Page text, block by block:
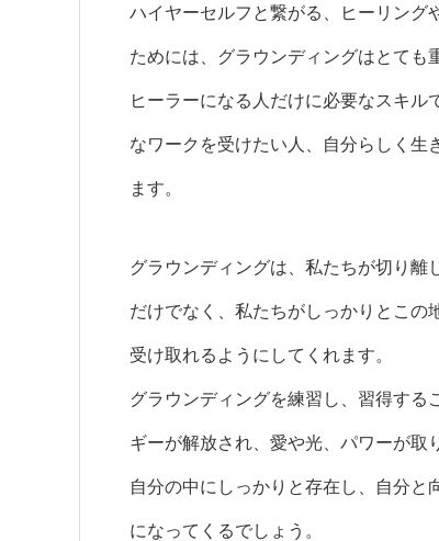
ハイヤーセルフと繋がる、ヒーリング
ためには、グラウンディングはとても
ヒーラーになる人だけに必要なスキ
なワークを受けたい人、自分らしく生
ます。
グラウンディングは、私たちが切り離
だけでなく、私たちがしっかりとこの
受け取れるようにしてくれます。
グラウンディングを練習し、習得する
ギーが解放され、愛や光、パワーが取
自分の中にしっかりと存在し、自分と
になってくるでしょう。